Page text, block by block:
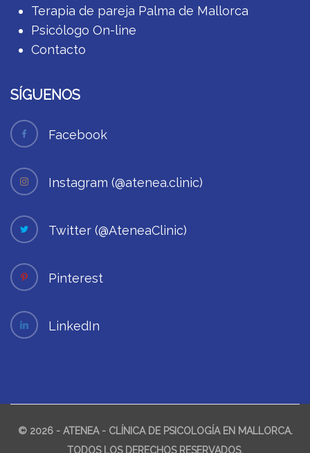
Terapia de pareja Palma de Mallorca
Psicólogo On-line
Contacto
SÍGUENOS
Facebook
Instagram (@atenea.clinic)
Twitter (@AteneaClinic)
Pinterest
LinkedIn
© 2026 - ATENEA - CLÍNICA DE PSICOLOGÍA EN MALLORCA.
TODOS LOS DERECHOS RESERVADOS.